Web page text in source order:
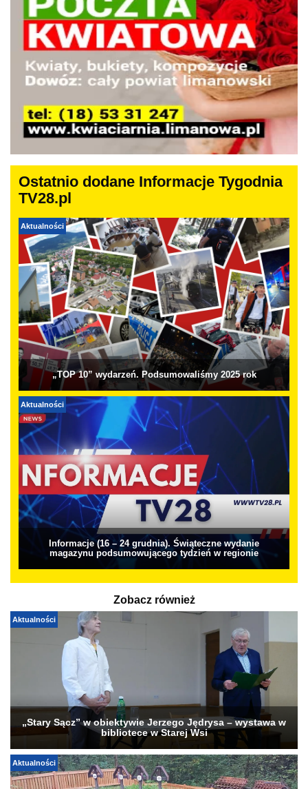
Ostatnio dodane Informacje Tygodnia
TV28.pl
Aktualności
„TOP 10” wydarzeń. Podsumowaliśmy 2025 rok
Aktualności
Informacje (16 – 24 grudnia). Świąteczne wydanie
magazynu podsumowującego tydzień w regionie
Zobacz również
Aktualności
„Stary Sącz” w obiektywie Jerzego Jędrysa – wystawa w
bibliotece w Starej Wsi
Aktualności